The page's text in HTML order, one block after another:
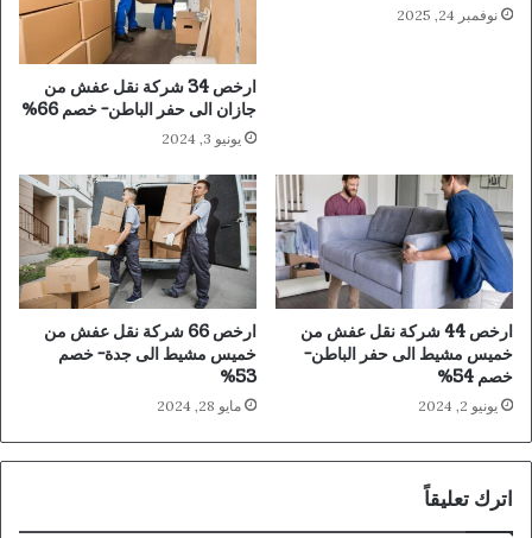
نوفمبر 24, 2025
ارخص 34 شركة نقل عفش من
جازان الى حفر الباطن- خصم 66%
يونيو 3, 2024
ارخص 44 شركة نقل عفش من
خميس مشيط الى حفر الباطن-
خصم 54%
يونيو 2, 2024
ارخص 66 شركة نقل عفش من
خميس مشيط الى جدة- خصم
53%
مايو 28, 2024
اترك تعليقاً